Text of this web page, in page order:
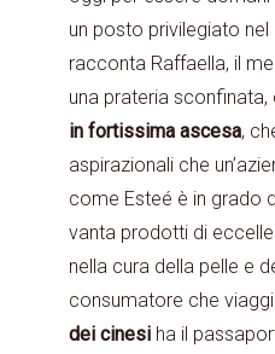
un posto privilegiato
racconta Raffaella, il
una prateria sconfinata,
in fortissima ascesa,
aspirazionali che
come Esteé è in grado
vanta prodotti di
nella cura della pelle e
consumatore che
dei cinesi ha il